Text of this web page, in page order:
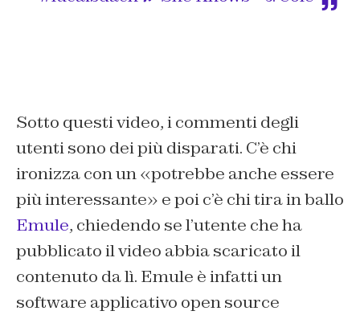
Sotto questi video, i commenti degli
utenti sono dei più disparati. C’è chi
ironizza con un «potrebbe anche essere
più interessante» e poi c’è chi tira in ballo
Emule, chiedendo se l’utente che ha
pubblicato il video abbia scaricato il
contenuto da lì. Emule è infatti un
software applicativo open source